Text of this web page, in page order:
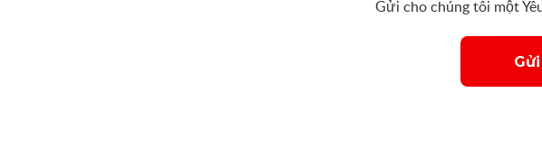
Gửi cho chúng tôi một